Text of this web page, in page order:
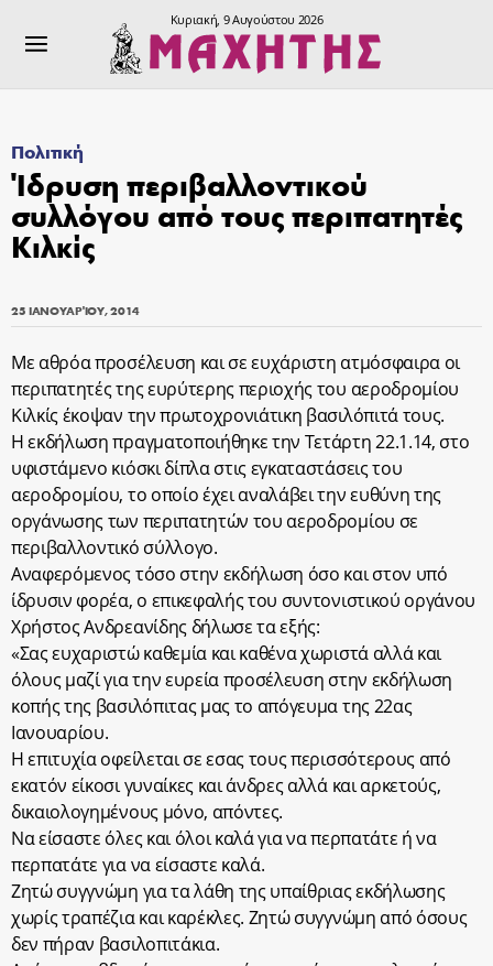
Κυριακή, 9 Αυγούστου 2026
Πολιτική
Ίδρυση περιβαλλοντικού
συλλόγου από τους περιπατητές
Κιλκίς
25 ΙΑΝΟΥΑΡΊΟΥ, 2014
Με αθρόα προσέλευση και σε ευχάριστη ατμόσφαιρα οι
περιπατητές της ευρύτερης περιοχής του αεροδρομίου
Κιλκίς έκοψαν την πρωτοχρονιάτικη βασιλόπιτά τους.
Η εκδήλωση πραγματοποιήθηκε την Τετάρτη 22.1.14, στο
υφιστάμενο κιόσκι δίπλα στις εγκαταστάσεις του
αεροδρομίου, το οποίο έχει αναλάβει την ευθύνη της
οργάνωσης των περιπατητών του αεροδρομίου σε
περιβαλλοντικό σύλλογο.
Αναφερόμενος τόσο στην εκδήλωση όσο και στον υπό
ίδρυσιν φορέα, ο επικεφαλής του συντονιστικού οργάνου
Χρήστος Ανδρεανίδης δήλωσε τα εξής:
«Σας ευχαριστώ καθεμία και καθένα χωριστά αλλά και
όλους μαζί για την ευρεία προσέλευση στην εκδήλωση
κοπής της βασιλόπιτας μας το απόγευμα της 22ας
Ιανουαρίου.
Η επιτυχία οφείλεται σε εσας τους περισσότερους από
εκατόν είκοσι γυναίκες και άνδρες αλλά και αρκετούς,
δικαιολογημένους μόνο, απόντες.
Να είσαστε όλες και όλοι καλά για να περπατάτε ή να
περπατάτε για να είσαστε καλά.
Ζητώ συγγνώμη για τα λάθη της υπαίθριας εκδήλωσης
χωρίς τραπέζια και καρέκλες. Ζητώ συγγνώμη από όσους
δεν πήραν βασιλοπιτάκια.